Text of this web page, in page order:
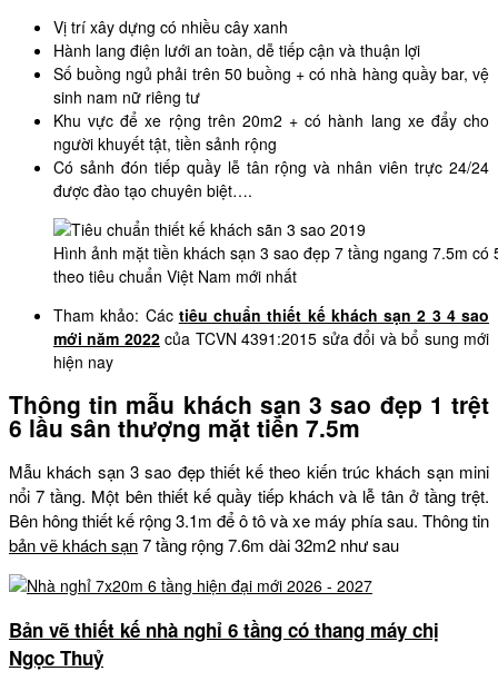
Vị trí xây dựng có nhiều cây xanh
Hành lang điện lưới an toàn, dễ tiếp cận và thuận lợi
Số buồng ngủ phải trên 50 buồng + có nhà hàng quầy bar, vệ
sinh nam nữ riêng tư
Khu vực để xe rộng trên 20m2 + có hành lang xe đẩy cho
người khuyết tật, tiền sảnh rộng
Có sảnh đón tiếp quầy lễ tân rộng và nhân viên trực 24/24
được đào tạo chuyên biệt….
Hình ảnh mặt tiền khách sạn 3 sao đẹp 7 tầng ngang 7.5m có
theo tiêu chuẩn Việt Nam mới nhất
Tham khảo: Các tiêu chuẩn thiết kế khách sạn 2 3 4 sao
mới năm 2022của TCVN 4391:2015 sửa đổi và bổ sung mới
hiện nay
Thông tin mẫu khách sạn 3 sao đẹp 1 trệt
6 lầu sân thượng mặt tiền 7.5m
Mẫu khách sạn 3 sao đẹp thiết kế theo kiến trúc khách sạn mini
nổi 7 tầng. Một bên thiết kế quầy tiếp khách và lễ tân ở tầng trệt.
Bên hông thiết kế rộng 3.1m để ô tô và xe máy phía sau. Thông tin
bản vẽ khách sạn7 tầng rộng 7.6m dài 32m2 như sau
Bản vẽ thiết kế nhà nghỉ 6 tầng có thang máy chị
Ngọc Thuỷ